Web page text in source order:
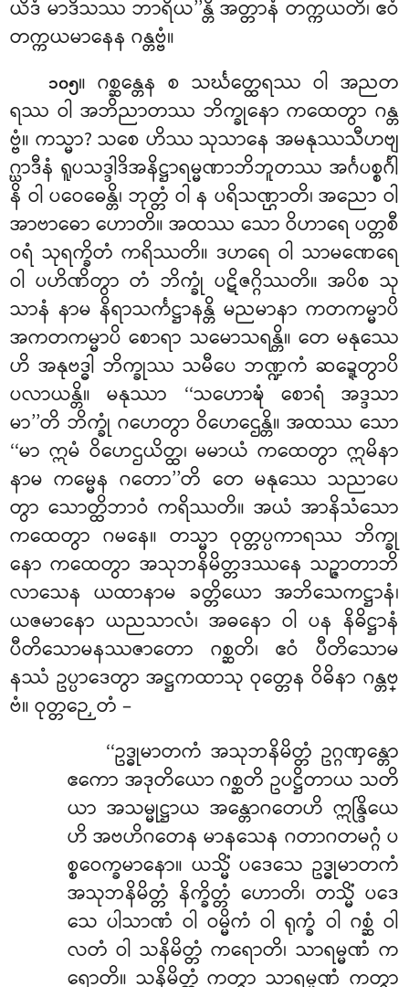
ယိဒံ မာဒိသဿ ဘာရိယ’’န္တိ အတ္တာနံ တက္ကယတိ၊ ဧဝံ
တက္ကယမာနေန ဂန္တဗ္ဗံ။
၁၀၅။ ဂစ္ဆန္တေန စ သင်္ဃတ္ထေရဿ ဝါ အညတ
ရဿ ဝါ အဘိညာတဿ ဘိက္ခုနော ကထေတွာ ဂန္တ
ဗ္ဗံ။ ကသ္မာ? သစေ ဟိဿ သုသာနေ အမနုဿသီဟဗျ
ဂ္ဃာဒီနံ ရူပသဒ္ဒါဒိအနိဋ္ဌာရမ္မဏာဘိဘူတဿ အင်္ဂပစ္စင်္ဂါ
နိ ဝါ ပဝေဓေန္တိ၊ ဘုတ္တံ ဝါ န ပရိသဏ္ဌာတိ၊ အညော ဝါ
အာဗာဓော ဟောတိ။ အထဿ သော ဝိဟာရေ ပတ္တစီ
ဝရံ သုရက္ခိတံ ကရိဿတိ။ ဒဟရေ ဝါ သာမဏေရေ
ဝါ ပဟိဏိတွာ တံ ဘိက္ခုံ ပဋိဇဂ္ဂိဿတိ။ အပိစ သု
သာနံ နာမ နိရာသင်္ကဋ္ဌာနန္တိ မညမာနာ ကတကမ္မာပိ
အကတကမ္မာပိ စောရာ သမောသရန္တိ။ တေ မနုဿေ
ဟိ အနုဗဒ္ဓါ ဘိက္ခုဿ သမီပေ ဘဏ္ဍကံ ဆဍ္ဍေတွာပိ
ပလာယန္တိ။ မနုဿာ ‘‘သဟောဍ္ဎံ စောရံ အဒ္ဒသာ
မာ’’တိ ဘိက္ခုံ ဂဟေတွာ ဝိဟေဌေန္တိ။ အထဿ သော
‘‘မာ ဣမံ ဝိဟေဌယိတ္ထ၊ မမာယံ ကထေတွာ ဣမိနာ
နာမ ကမ္မေန ဂတော’’တိ တေ မနုဿေ သညာပေ
တွာ သောတ္ထိဘာဝံ ကရိဿတိ။ အယံ အာနိသံသော
ကထေတွာ ဂမနေ။ တသ္မာ ဝုတ္တပ္ပကာရဿ ဘိက္ခု
နော ကထေတွာ အသုဘနိမိတ္တဒဿနေ သဉ္ဇာတာဘိ
လာသေန ယထာနာမ ခတ္တိယော အဘိသေကဋ္ဌာနံ၊
ယဇမာနော ယညသာလံ၊ အဓနော ဝါ ပန နိဓိဋ္ဌာနံ
ပီတိသောမနဿဇာတော ဂစ္ဆတိ၊ ဧဝံ ပီတိသောမ
နဿံ ဥပ္ပာဒေတွာ အဋ္ဌကထာသု ဝုတ္တေန ဝိဓိနာ ဂန္တဗ္
ဗံ။ ဝုတ္တဉှေတံ –
‘‘ဥဒ္ဓုမာတကံ အသုဘနိမိတ္တံ ဥဂ္ဂဏှန္တော
ဧကော အဒုတိယော ဂစ္ဆတိ ဥပဋ္ဌိတာယ သတိ
ယာ အသမ္မုဋ္ဌာယ အန္တောဂတေဟိ ဣန္ဒြိယေ
ဟိ အဗဟိဂတေန မာနသေန ဂတာဂတမဂ္ဂံ ပ
စ္စဝေက္ခမာနော။ ယသ္မိံ ပဒေသေ ဥဒ္ဓုမာတကံ
အသုဘနိမိတ္တံ နိက္ခိတ္တံ ဟောတိ၊ တသ္မိံ ပဒေ
သေ ပါသာဏံ ဝါ ဝမ္မိကံ ဝါ ရုက္ခံ ဝါ ဂစ္ဆံ ဝါ
လတံ ဝါ သနိမိတ္တံ ကရောတိ၊ သာရမ္မဏံ က
ရောတိ။ သနိမိတ္တံ ကတွာ သာရမ္မဏံ ကတွာ